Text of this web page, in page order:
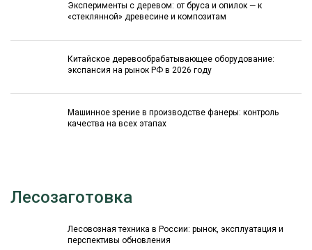
Эксперименты с деревом: от бруса и опилок — к
«стеклянной» древесине и композитам
Китайское деревообрабатывающее оборудование:
экспансия на рынок РФ в 2026 году
Машинное зрение в производстве фанеры: контроль
качества на всех этапах
Лесозаготовка
Лесовозная техника в России: рынок, эксплуатация и
перспективы обновления